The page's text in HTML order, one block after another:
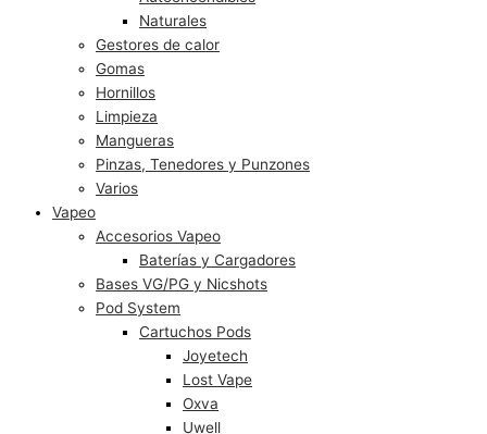
Naturales
Gestores de calor
Gomas
Hornillos
Limpieza
Mangueras
Pinzas, Tenedores y Punzones
Varios
Vapeo
Accesorios Vapeo
Baterías y Cargadores
Bases VG/PG y Nicshots
Pod System
Cartuchos Pods
Joyetech
Lost Vape
Oxva
Uwell